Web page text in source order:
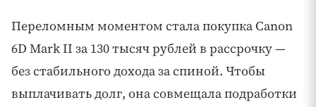
Переломным моментом стала покупка Canon
6D Mark II за 130 тысяч рублей в рассрочку —
без стабильного дохода за спиной. Чтобы
выплачивать долг, она совмещала подработки